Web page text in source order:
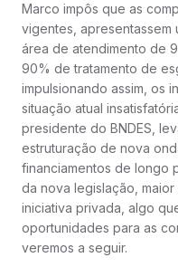
Marco impôs que as
vigentes, apresentassem
área de atendimento de
90% de tratamento de
impulsionando assim, os
situação atual
presidente do BNDES,
estruturação de nova
financiamentos de longo
da nova legislação,
iniciativa privada, algo
oportunidades para as
veremos a seguir.